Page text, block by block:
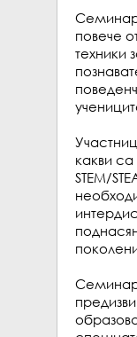
Семинар
повече
техники
какви
STEM/